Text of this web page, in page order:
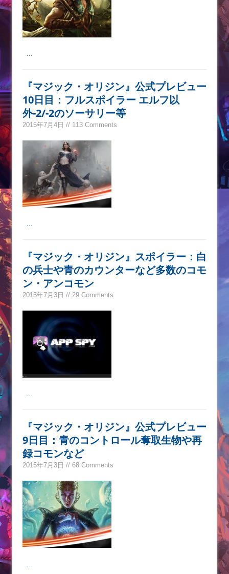
『マジック・オリジン』公式プレビュー
10日目：フルスポイラー エルフ以
外-2/-2のソーサリー等
2015年7月4日 // 113 Comments
『マジック・オリジン』スポイラー：白
の兵士や青のカウンターなど多数のコモ
ン・アンコモン
2015年7月3日 // 29 Comments
『マジック・オリジン』公式プレビュー
9日目：青のコントロール奪取生物や再
録コモンなど
2015年7月3日 // 68 Comments